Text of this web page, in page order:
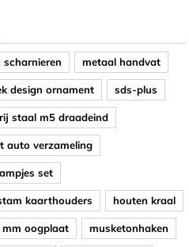
scharnieren metaal handvat
design ornament sds-plus
staal m5 draadeind
auto verzameling
set
kaarthouders houten kraal
mm oogplaat musketonhaken